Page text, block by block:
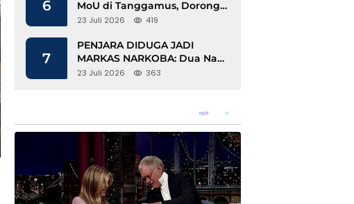
6
MoU di Tanggamus, Dorong
Ekonomi Hijau Berbasis Kopi
23 Juli 2026 419
7
PENJARA DIDUGA JADI
MARKAS NARKOBA: Dua Napi
Rajabasa Bebas Gunakan HP,
23 Juli 2026 363